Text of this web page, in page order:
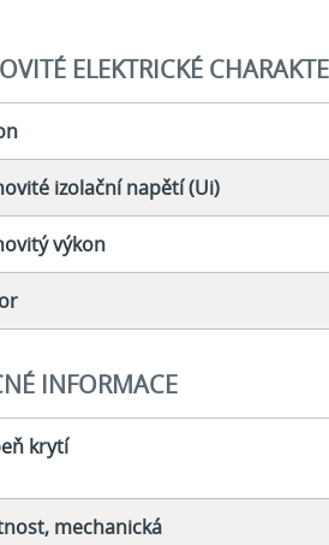
ELEKTRICKÉ
izolační napětí (Ui)
výkon
INFORMACE
krytí
mechanická